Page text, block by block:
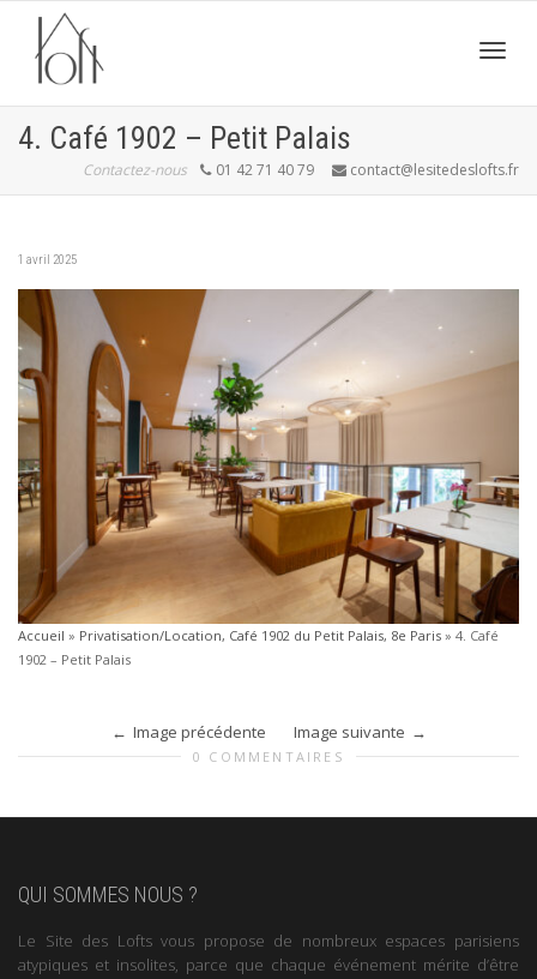
4. Café 1902 – Petit Palais
Contactez-nous 01 42 71 40 79 contact@lesitedeslofts.fr
1 avril 2025
Accueil » Privatisation/Location, Café 1902 du Petit Palais, 8e Paris » 4. Café
1902 – Petit Palais
Image précédente Image suivante
0 COMMENTAIRES
QUI SOMMES NOUS ?
Le Site des Lofts vous propose de nombreux espaces parisiens
atypiques et insolites, parce que chaque événement mérite d’être